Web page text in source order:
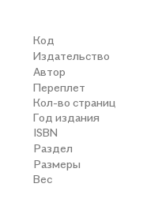
Код
Издательство
Автор
Переплет
Кол-во страниц
Год издания
ISBN
Раздел
Размеры
Вес